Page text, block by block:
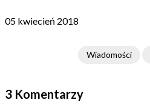
05 kwiecień 2018
Wiadomości
3 Komentarzy